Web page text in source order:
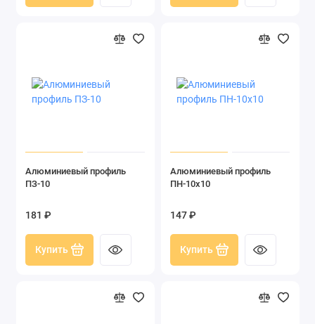
Алюминиевый профиль
ПЗ-10
181 ₽
Купить
Алюминиевый профиль
ПН-10х10
147 ₽
Купить